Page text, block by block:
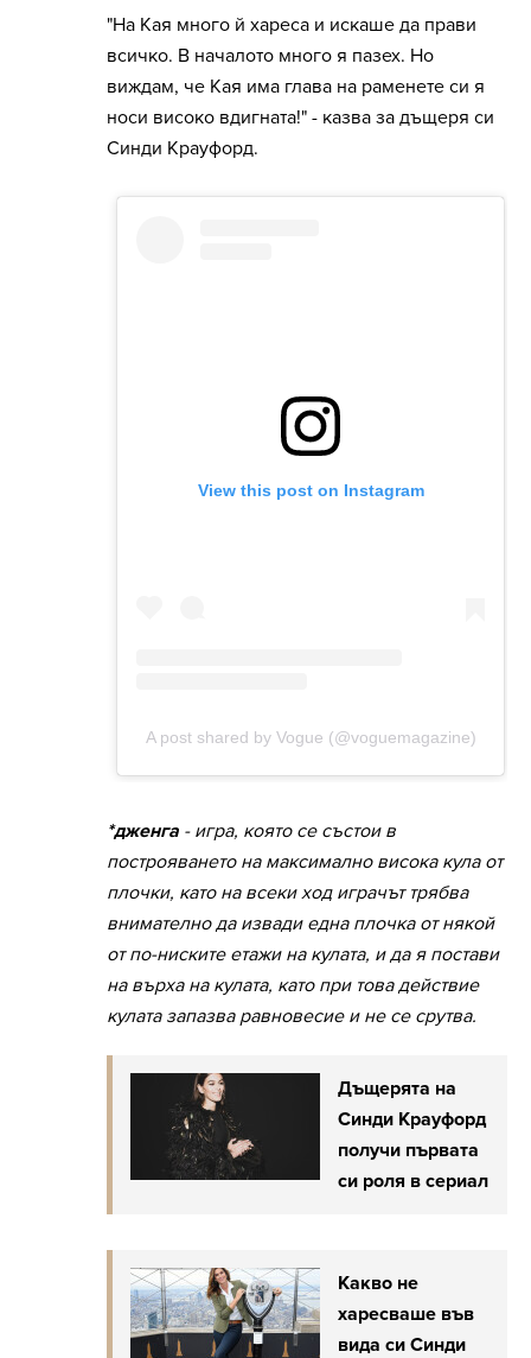
"На Кая много й хареса и искаше да прави
всичко. В началото много я пазех. Но
виждам, че Кая има глава на раменете си я
носи високо вдигната!" - казва за дъщеря си
Синди Крауфорд.
*дженга - игра, която се състои в
построяването на максимално висока кула от
плочки, като на всеки ход играчът трябва
внимателно да извади една плочка от някой
от по-ниските етажи на кулата, и да я постави
на върха на кулата, като при това действие
кулата запазва равновесие и не се срутва.
Дъщерята на
Синди Крауфорд
получи първата
си роля в сериал
Какво не
харесваше във
вида си Синди